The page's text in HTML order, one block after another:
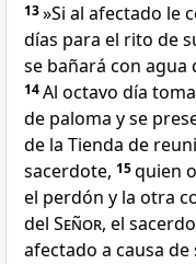
13»Si al afectado le
días para el rito de
se bañará con agua
14Al octavo día
de paloma y se
de la Tienda de
sacerdote, 15quien
el perdón y la otra
del Señor, el
afectado a causa de